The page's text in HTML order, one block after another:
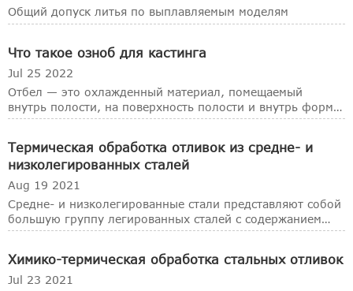
Общий допуск литья по выплавляемым моделям
Что такое озноб для кастинга
Jul 25 2022
Отбел — это охлажденный материал, помещаемый
внутрь полости, на поверхность полости и внутрь формы
для увеличения скорости местного охлаждения отливки.
Термическая обработка отливок из средне- и
низколегированных сталей
Aug 19 2021
Средне- и низколегированные стали представляют собой
большую группу легированных сталей с содержанием
легирующих элементов (в основном химических
молибден, никель, медь и ванадий) менее 8%. Отливки
из средне
Химико-термическая обработка стальных отливок
Jul 23 2021